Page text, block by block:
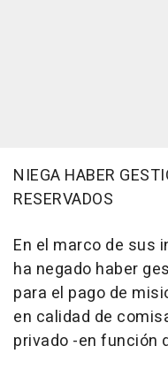
NIEGA HABER
RESERVADOS
En el marco de sus
ha negado haber
para el pago de
en calidad de
privado -en función